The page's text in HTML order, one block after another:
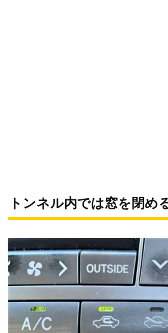
トンネル内では窓を閉め